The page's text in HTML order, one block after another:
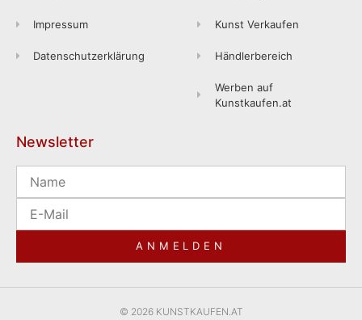
Impressum
Datenschutzerklärung
Kunst Verkaufen
Händlerbereich
Werben auf
Kunstkaufen.at
Newsletter
ANMELDEN
© 2026 KUNSTKAUFEN.AT